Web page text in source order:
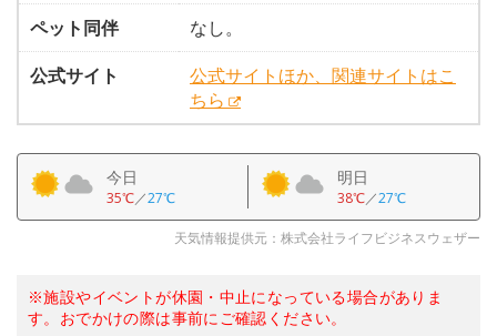
ペット同伴
なし。
公式サイト
公式サイトほか、関連サイトはこ
ちら
今日
35℃／27℃
明日
38℃／27℃
天気情報提供元：株式会社ライフビジネスウェザー
※施設やイベントが休園・中止になっている場合がありま
す。おでかけの際は事前にご確認ください。